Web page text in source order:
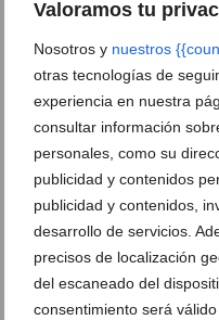
Valoramos tu
Nosotros y nuestros
otras tecnologías de
experiencia en nuestra
consultar información
personales, como su
publicidad y contenidos
publicidad y contenidos,
desarrollo de servicios.
precisos de localización
del escaneado del
consentimiento será
El Dr. Miguel Peris,
Hospital HCB Dénia
05 de diciembre de 2024